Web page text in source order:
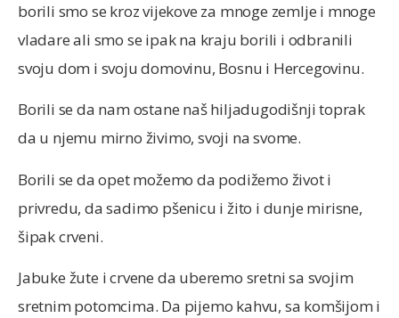
borili smo se kroz vijekove za mnoge zemlje i mnoge
vladare ali smo se ipak na kraju borili i odbranili
svoju dom i svoju domovinu, Bosnu i Hercegovinu.
Borili se da nam ostane naš hiljadugodišnji toprak
da u njemu mirno živimo, svoji na svome.
Borili se da opet možemo da podižemo život i
privredu, da sadimo pšenicu i žito i dunje mirisne,
šipak crveni.
Jabuke žute i crvene da uberemo sretni sa svojim
sretnim potomcima. Da pijemo kahvu, sa komšijom i